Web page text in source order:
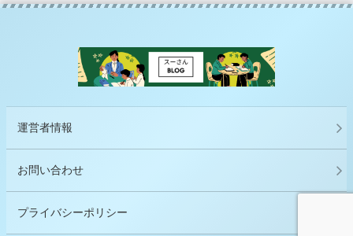
運営者情報
お問い合わせ
プライバシーポリシー